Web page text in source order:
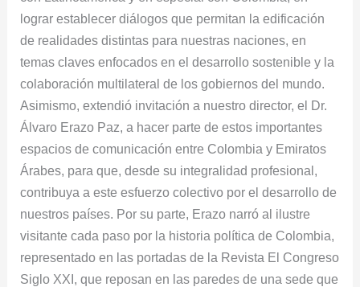
lograr establecer diálogos que permitan la edificación
de realidades distintas para nuestras naciones, en
temas claves enfocados en el desarrollo sostenible y la
colaboración multilateral de los gobiernos del mundo.
Asimismo, extendió invitación a nuestro director, el Dr.
Álvaro Erazo Paz, a hacer parte de estos importantes
espacios de comunicación entre Colombia y Emiratos
Árabes, para que, desde su integralidad profesional,
contribuya a este esfuerzo colectivo por el desarrollo de
nuestros países. Por su parte, Erazo narró al ilustre
visitante cada paso por la historia política de Colombia,
representado en las portadas de la Revista El Congreso
Siglo XXI, que reposan en las paredes de una sede que